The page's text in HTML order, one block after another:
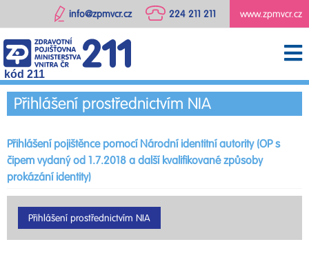
www.zpmvcr.cz
224 211 211
info@zpmvcr.cz
kód 211
Přihlášení prostřednictvím NIA
Přihlášení pojištěnce pomocí Národní identitní autority (OP s
čipem vydaný od 1.7.2018 a další kvalifikované způsoby
prokázání identity)